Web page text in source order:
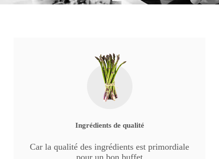
Ingrédients de qualité
Car la qualité des ingrédients est primordiale
pour un bon buffet